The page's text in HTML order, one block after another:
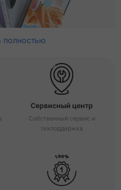
полностью
Сервисный центр
Собственный сервис и
техподдержка